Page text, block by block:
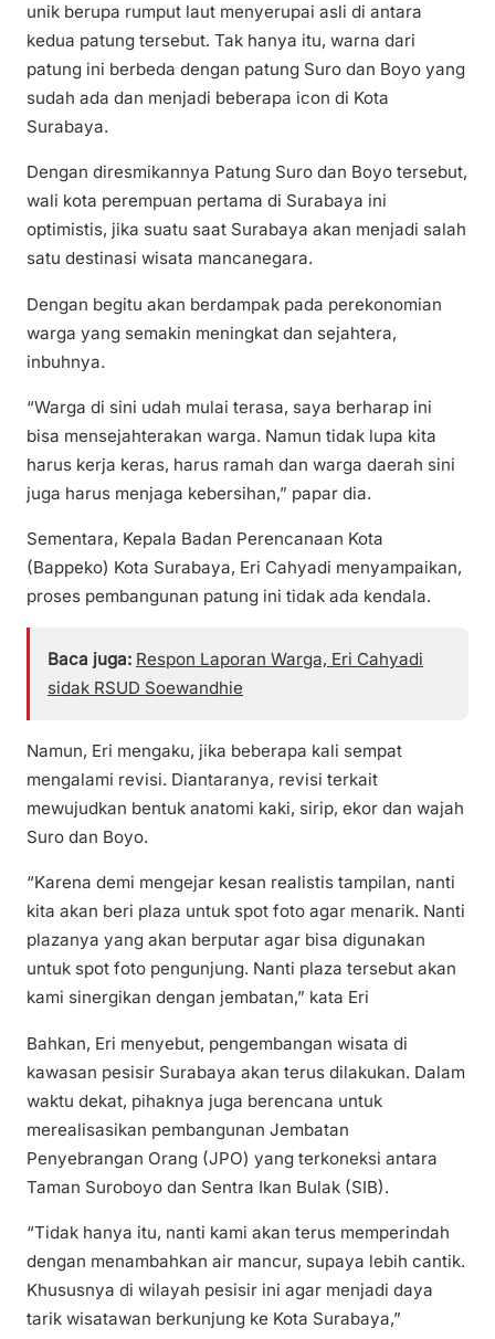
unik berupa rumput laut menyerupai asli di antara
kedua patung tersebut. Tak hanya itu, warna dari
patung ini berbeda dengan patung Suro dan Boyo yang
sudah ada dan menjadi beberapa icon di Kota
Surabaya.
Dengan diresmikannya Patung Suro dan Boyo tersebut,
wali kota perempuan pertama di Surabaya ini
optimistis, jika suatu saat Surabaya akan menjadi salah
satu destinasi wisata mancanegara.
Dengan begitu akan berdampak pada perekonomian
warga yang semakin meningkat dan sejahtera,
inbuhnya.
“Warga di sini udah mulai terasa, saya berharap ini
bisa mensejahterakan warga. Namun tidak lupa kita
harus kerja keras, harus ramah dan warga daerah sini
juga harus menjaga kebersihan,” papar dia.
Sementara, Kepala Badan Perencanaan Kota
(Bappeko) Kota Surabaya, Eri Cahyadi menyampaikan,
proses pembangunan patung ini tidak ada kendala.
Baca juga: Respon Laporan Warga, Eri Cahyadi
sidak RSUD Soewandhie
Namun, Eri mengaku, jika beberapa kali sempat
mengalami revisi. Diantaranya, revisi terkait
mewujudkan bentuk anatomi kaki, sirip, ekor dan wajah
Suro dan Boyo.
“Karena demi mengejar kesan realistis tampilan, nanti
kita akan beri plaza untuk spot foto agar menarik. Nanti
plazanya yang akan berputar agar bisa digunakan
untuk spot foto pengunjung. Nanti plaza tersebut akan
kami sinergikan dengan jembatan,” kata Eri
Bahkan, Eri menyebut, pengembangan wisata di
kawasan pesisir Surabaya akan terus dilakukan. Dalam
waktu dekat, pihaknya juga berencana untuk
merealisasikan pembangunan Jembatan
Penyebrangan Orang (JPO) yang terkoneksi antara
Taman Suroboyo dan Sentra Ikan Bulak (SIB).
“Tidak hanya itu, nanti kami akan terus memperindah
dengan menambahkan air mancur, supaya lebih cantik.
Khususnya di wilayah pesisir ini agar menjadi daya
tarik wisatawan berkunjung ke Kota Surabaya,”